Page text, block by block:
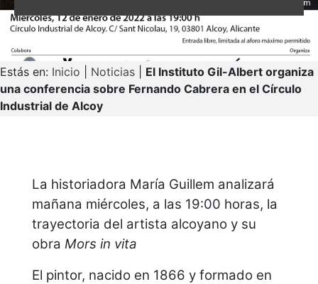
Estás en: Inicio Noticias
El Instituto Gil-Albert organiza
una conferencia sobre Fernando Cabrera en el Círculo
Industrial de Alcoy
La historiadora María Guillem analizará
mañana miércoles, a las 19:00 horas, la
trayectoria del artista alcoyano y su
obra Mors in vita
El pintor, nacido en 1866 y formado en